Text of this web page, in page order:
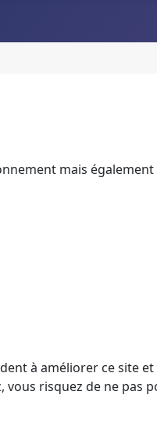
mais également
à améliorer ce site
vous risquez de ne pas